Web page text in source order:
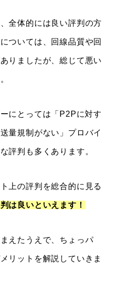
全体的には良い評判の方
ついては、回線品質や回
りましたが、総じて悪い
にとっては「P2Pに対す
量規制がない」プロバイ
評判も多くあります。
上の評判を総合的に見る
は良いといえます！
えたうえで、ちょっパ
リットを解説していきま